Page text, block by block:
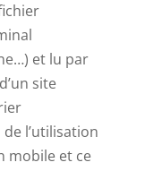
et lu par
site
l’utilisation
mobile et ce